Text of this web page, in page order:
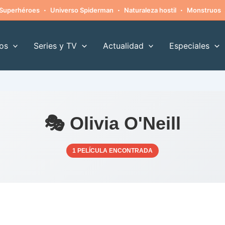
· Universo Spiderman · Naturaleza hostil · Monstruos
Series y TV Actualidad Especiales
🎭 Olivia O'Neill
1 PELÍCULA ENCONTRADA